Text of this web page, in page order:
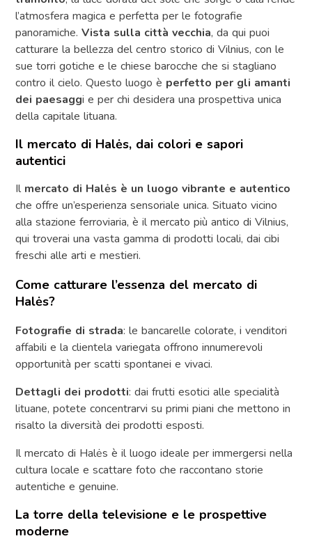
l’atmosfera magica e perfetta per le fotografie
panoramiche.Vista sulla città vecchia, da qui puoi
catturare la bellezza del centro storico di Vilnius, con le
sue torri gotiche e le chiese barocche che si stagliano
contro il cielo. Questo luogo è perfetto per gli amanti
dei paesaggi e per chi desidera una prospettiva unica
della capitale lituana.
Il mercato di Halės, dai colori e sapori
autentici
Il mercato di Halės è un luogo vibrante e autentico
che offre un’esperienza sensoriale unica. Situato vicino
alla stazione ferroviaria, è il mercato più antico di Vilnius,
qui troverai una vasta gamma di prodotti locali, dai cibi
freschi alle arti e mestieri.
Come catturare l’essenza del mercato di
Halės?
Fotografie di strada: le bancarelle colorate, i venditori
affabili e la clientela variegata offrono innumerevoli
opportunità per scatti spontanei e vivaci.
Dettagli dei prodotti: dai frutti esotici alle specialità
lituane, potete concentrarvi su primi piani che mettono in
risalto la diversità dei prodotti esposti.
Il mercato di Halės è il luogo ideale per immergersi nella
cultura locale e scattare foto che raccontano storie
autentiche e genuine.
La torre della televisione e le prospettive
moderne